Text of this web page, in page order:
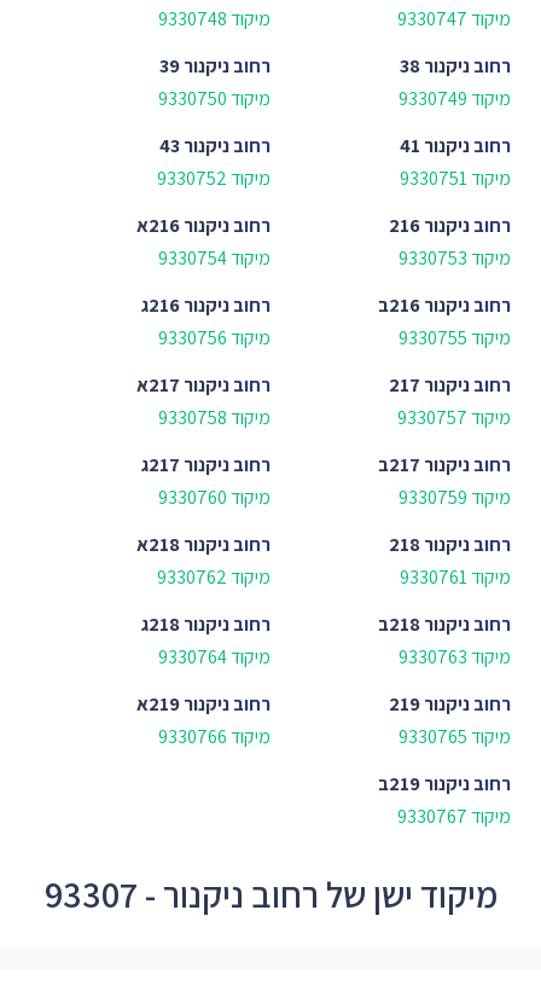
מיקוד 9330747
מיקוד 9330748
רחובניקנור 38
מיקוד 9330749
רחובניקנור 39
מיקוד 9330750
רחובניקנור 41
מיקוד 9330751
רחובניקנור 43
מיקוד 9330752
רחובניקנור 216
מיקוד 9330753
רחובניקנור 216א
מיקוד 9330754
רחובניקנור 216ב
מיקוד 9330755
רחובניקנור 216ג
מיקוד 9330756
רחובניקנור 217
מיקוד 9330757
רחובניקנור 217א
מיקוד 9330758
רחובניקנור 217ב
מיקוד 9330759
רחובניקנור 217ג
מיקוד 9330760
רחובניקנור 218
מיקוד 9330761
רחובניקנור 218א
מיקוד 9330762
רחובניקנור 218ב
מיקוד 9330763
רחובניקנור 218ג
מיקוד 9330764
רחובניקנור 219
מיקוד 9330765
רחובניקנור 219א
מיקוד 9330766
רחובניקנור 219ב
מיקוד 9330767
מיקוד ישן של רחוב ניקנור - 93307